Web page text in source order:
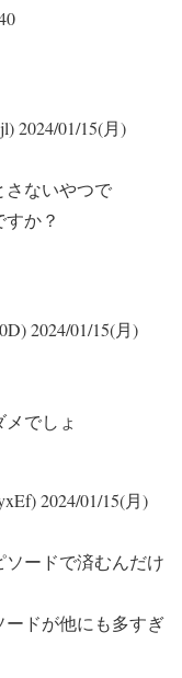
2024/01/15(月)
さないやつで
か？
2024/01/15(月)
でしょ
2024/01/15(月)
ードで済むんだけ
ドが他にも多すぎ